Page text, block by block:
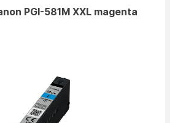
PGI-581M XXL magenta